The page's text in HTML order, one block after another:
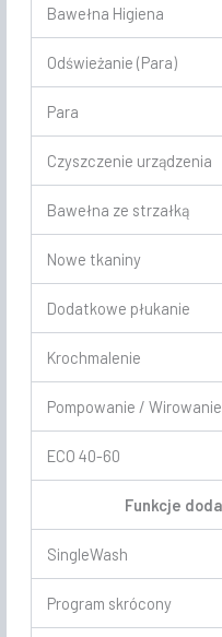
Bawełna Higiena
Odświeżanie (Para)
Para
Czyszczenie urządzenia
Bawełna ze strzałką
Nowe tkaniny
Dodatkowe płukanie
Krochmalenie
Pompowanie / Wirowanie
ECO 40-60
Funkcje
SingleWash
Program skrócony